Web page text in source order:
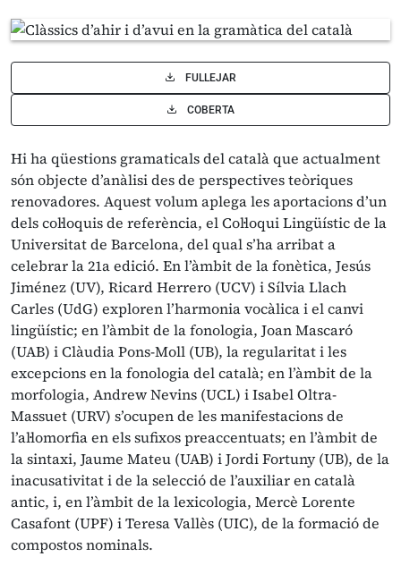
FULLEJAR
COBERTA
Hi ha qüestions gramaticals del català que actualment
són objecte d’anàlisi des de perspectives teòriques
renovadores. Aquest volum aplega les aportacions d’un
dels col·loquis de referència, el Col·loqui Lingüístic de la
Universitat de Barcelona, del qual s’ha arribat a
celebrar la 21a edició. En l’àmbit de la fonètica, Jesús
Jiménez (UV), Ricard Herrero (UCV) i Sílvia Llach
Carles (UdG) exploren l’harmonia vocàlica i el canvi
lingüístic; en l’àmbit de la fonologia, Joan Mascaró
(UAB) i Clàudia Pons-Moll (UB), la regularitat i les
excepcions en la fonologia del català; en l’àmbit de la
morfologia, Andrew Nevins (UCL) i Isabel Oltra-
Massuet (URV) s’ocupen de les manifestacions de
l’al·lomorfia en els sufixos preaccentuats; en l’àmbit de
la sintaxi, Jaume Mateu (UAB) i Jordi Fortuny (UB), de la
inacusativitat i de la selecció de l’auxiliar en català
antic, i, en l’àmbit de la lexicologia, Mercè Lorente
Casafont (UPF) i Teresa Vallès (UIC), de la formació de
compostos nominals.